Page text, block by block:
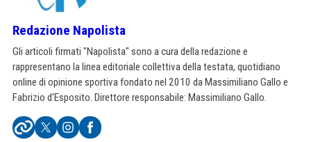
Redazione Napolista
Gli articoli firmati "Napolista" sono a cura della redazione e
rappresentano la linea editoriale collettiva della testata, quotidiano
online di opinione sportiva fondato nel 2010 da Massimiliano Gallo e
Fabrizio d'Esposito. Direttore responsabile: Massimiliano Gallo.